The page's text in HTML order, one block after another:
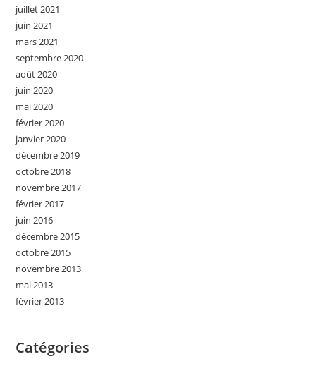
juillet 2021
juin 2021
mars 2021
septembre 2020
août 2020
juin 2020
mai 2020
février 2020
janvier 2020
décembre 2019
octobre 2018
novembre 2017
février 2017
juin 2016
décembre 2015
octobre 2015
novembre 2013
mai 2013
février 2013
Catégories